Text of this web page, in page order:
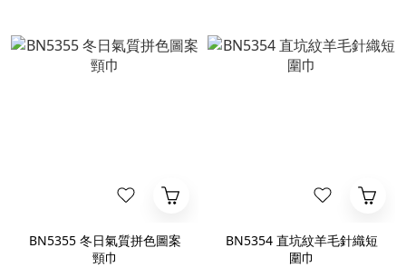
BN5355 冬日氣質拼色圖案
頸巾
BN5354 直坑紋羊毛針織短
圍巾